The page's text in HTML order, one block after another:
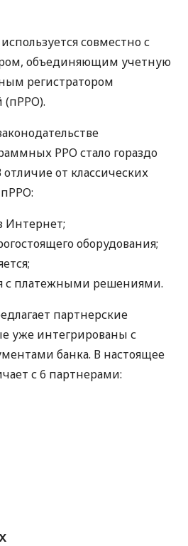
совместно с
объединяющим учетную
регистратором
(пРРО).
РРО стало гораздо
от классических
пРРО:
Интернет;
оборудования;
с платежными решениями.
партнерские
уже интегрированы с
банка. В настоящее
с 6 партнерами: